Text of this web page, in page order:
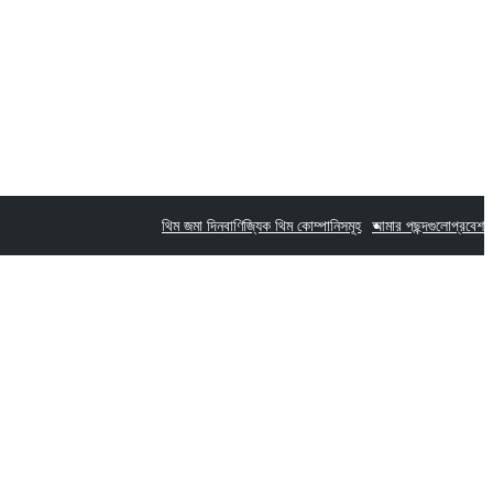
থিম জমা দিনবাণিজ্যিক থিম কোম্পানিসমূহ আমার পছন্দগুলোপ্রবেশ